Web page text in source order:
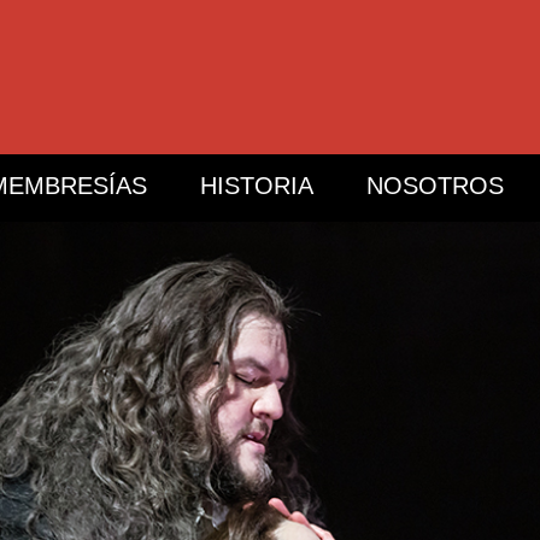
HISTORIA NOSOTROS